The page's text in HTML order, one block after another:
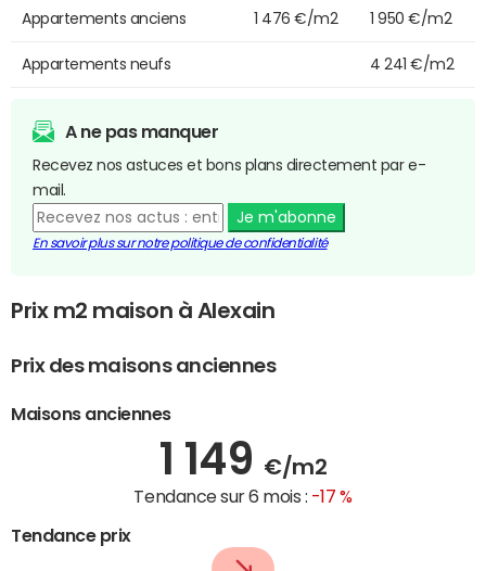
Appartements anciens 1 476 €/m2 1 950 €/m2
Appartements neufs 4 241 €/m2
A ne pas manquer
Recevez nos astuces et bons plans directement par e-
mail.
Je m'abonne
En savoir plus sur notre politique de confidentialité
Prix m2 maison à Alexain
Prix des maisons anciennes
Maisons anciennes
1 149 €/m2
Tendance sur 6 mois : -17 %
Tendance prix